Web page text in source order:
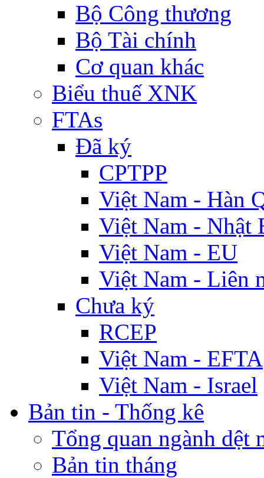
Bộ Công thương
Bộ Tài chính
Cơ quan khác
Biểu thuế XNK
FTAs
Đã ký
CPTPP
Việt Nam - Hàn
Việt Nam - Nhật
Việt Nam - EU
Việt Nam - Liên
Chưa ký
RCEP
Việt Nam - EFTA
Việt Nam - Israel
Bản tin - Thống kê
Tổng quan ngành dệt
Bản tin tháng